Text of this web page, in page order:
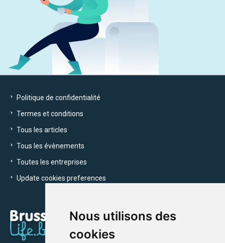
Nous utilisons des
cookies
Politique de confidentialité
Termes et conditions
Tous les articles
Tous les évènements
Toutes les entreprises
Update cookies preferences